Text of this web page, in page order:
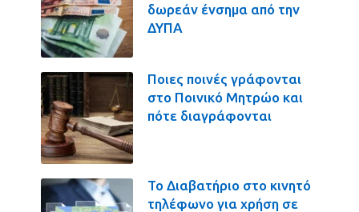
δωρεάν ένσημα από την
ΔΥΠΑ
Ποιες ποινές γράφονται
στο Ποινικό Μητρώο και
πότε διαγράφονται
Το Διαβατήριο στο κινητό
τηλέφωνο για χρήση σε